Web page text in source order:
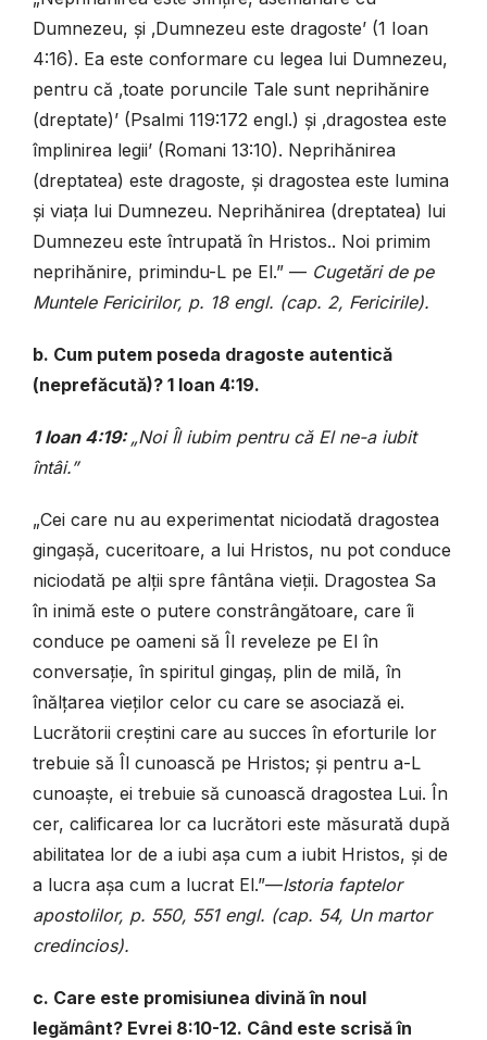
Dumnezeu, și ‚Dumnezeu este dragoste’ (1 Ioan
4:16). Ea este conformare cu legea lui Dumnezeu,
pentru că ‚toate poruncile Tale sunt neprihănire
(dreptate)’ (Psalmi 119:172 engl.) și ‚dragostea este
împlinirea legii’ (Romani 13:10). Neprihănirea
(dreptatea) este dragoste, și dragostea este lumina
și viața lui Dumnezeu. Neprihănirea (dreptatea) lui
Dumnezeu este întrupată în Hristos.. Noi primim
neprihănire, primindu-L pe El.” — Cugetări de pe
Muntele Fericirilor, p. 18 engl. (cap. 2, Fericirile).
b. Cum putem poseda dragoste autentică
(neprefăcută)? 1 Ioan 4:19.
1 Ioan 4:19: „Noi Îl iubim pentru că El ne-a iubit
întâi.”
„Cei care nu au experimentat niciodată dragostea
gingașă, cuceritoare, a lui Hristos, nu pot conduce
niciodată pe alții spre fântâna vieții. Dragostea Sa
în inimă este o putere constrângătoare, care îi
conduce pe oameni să Îl reveleze pe El în
conversație, în spiritul gingaș, plin de milă, în
înălțarea vieților celor cu care se asociază ei.
Lucrătorii creștini care au succes în eforturile lor
trebuie să Îl cunoască pe Hristos; și pentru a-L
cunoaște, ei trebuie să cunoască dragostea Lui. În
cer, calificarea lor ca lucrători este măsurată după
abilitatea lor de a iubi așa cum a iubit Hristos, și de
a lucra așa cum a lucrat El.”—Istoria faptelor
apostolilor, p. 550, 551 engl. (cap. 54, Un martor
credincios).
c. Care este promisiunea divină în noul
legământ? Evrei 8:10-12. Când este scrisă în